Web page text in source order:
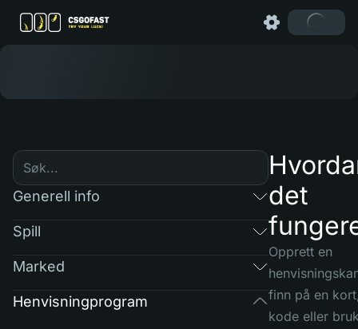
Generell info
Spill
Marked
Henvisningprogram
det
Opprett en
finn på en
kode eller